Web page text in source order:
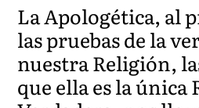
La Apologética, al
las pruebas de la
nuestra Religión,
que ella es la única